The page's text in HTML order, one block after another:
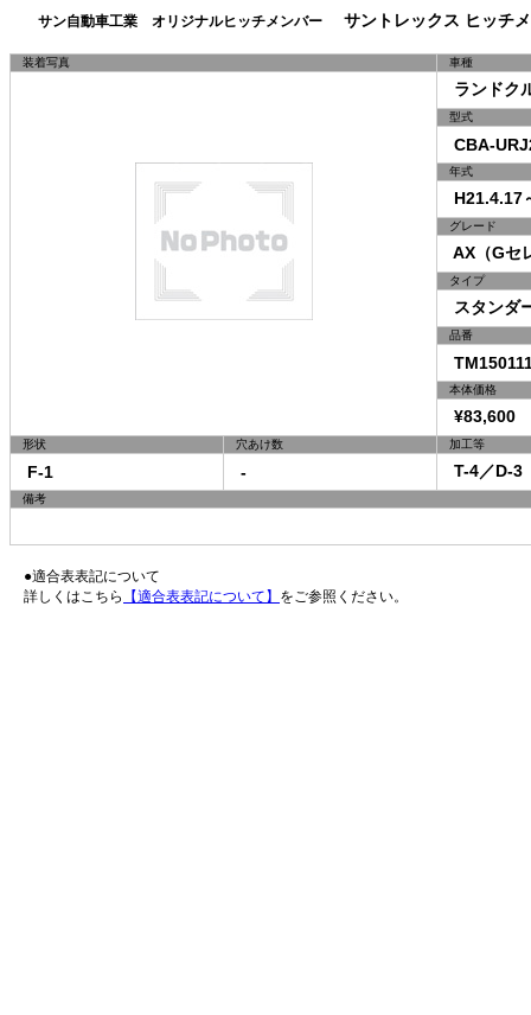
サン自動車工業 オリジナルヒッチメンバー サントレックス ヒッチ
装着写真 車種
ランドク
型式
CBA-
年式
H21.4.17
グレード
AX（Gセ
タイプ
スタンダ
品番
本体価格
¥83,600
形状 穴あけ数 加工等
F-1 - T-4／D-3
備考
●適合表表記について
詳しくはこちら
【適合表表記について】 をご参照ください。